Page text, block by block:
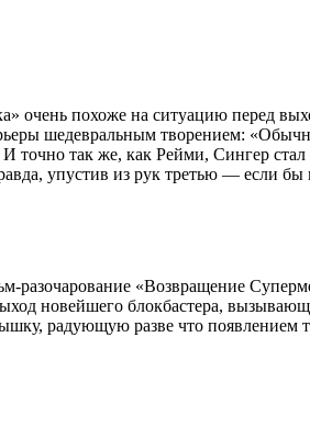
очень похоже на ситуацию перед
шедевральным творением:
точно так же, как Рейми, Сингер
упустив из рук третью — если бы
разочарование «Возвращение
новейшего блокбастера,
радующую разве что появлением